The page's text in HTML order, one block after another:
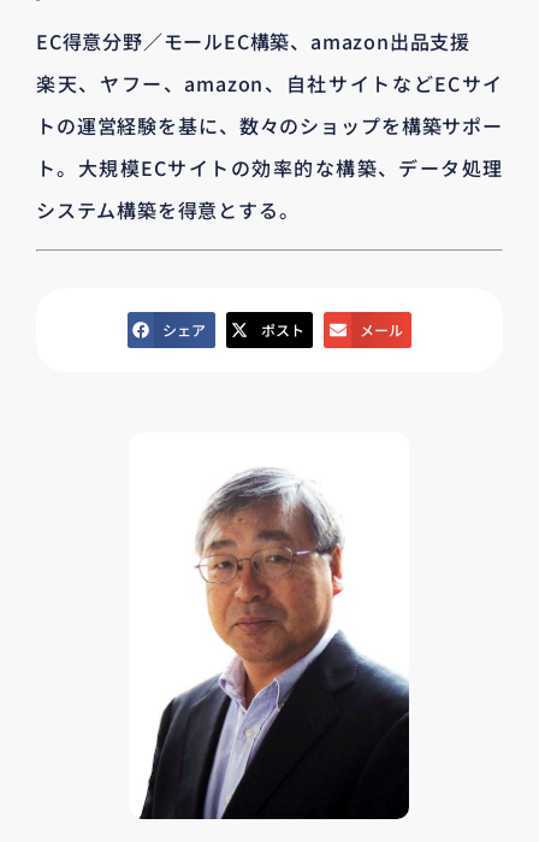
EC得意分野／モールEC構築、amazon出品支援
楽天、ヤフー、amazon、自社サイトなどECサイ
トの運営経験を基に、数々のショップを構築サポー
ト。大規模ECサイトの効率的な構築、データ処理
システム構築を得意とする。
シェア ポスト メール